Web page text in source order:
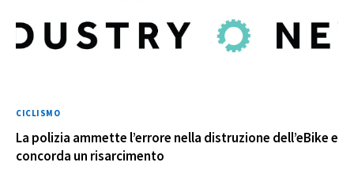
CICLISMO
La polizia ammette l’errore nella distruzione dell’eBike e
concorda un risarcimento